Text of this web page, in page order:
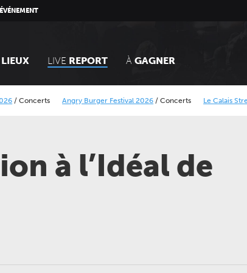
LIEUX LIVE REPORT À GAGNER
Concerts Angry Burger Festival 2026/Concerts Le Calais Street
à l’Idéal de